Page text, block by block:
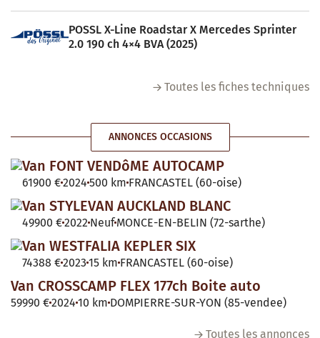
POSSL X-Line Roadstar X Mercedes Sprinter
2.0 190 ch 4×4 BVA (2025)
Toutes les fiches techniques
ANNONCES OCCASIONS
Van FONT VENDôME AUTOCAMP
61900 €2024 500 km FRANCASTEL (60-oise)
Van STYLEVAN AUCKLAND BLANC
49900 €2022 Neuf MONCE-EN-BELIN (72-sarthe)
Van WESTFALIA KEPLER SIX
74388 €2023 15 km FRANCASTEL (60-oise)
Van CROSSCAMP FLEX 177ch Boite auto
59990 €2024 10 km DOMPIERRE-SUR-YON (85-vendee)
Toutes les annonces